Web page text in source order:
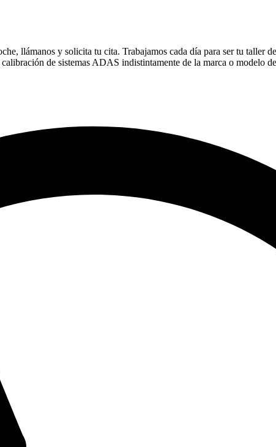
llámanos y solicita tu cita. Trabajamos cada día para ser tu taller
de sistemas ADAS indistintamente de la marca o modelo